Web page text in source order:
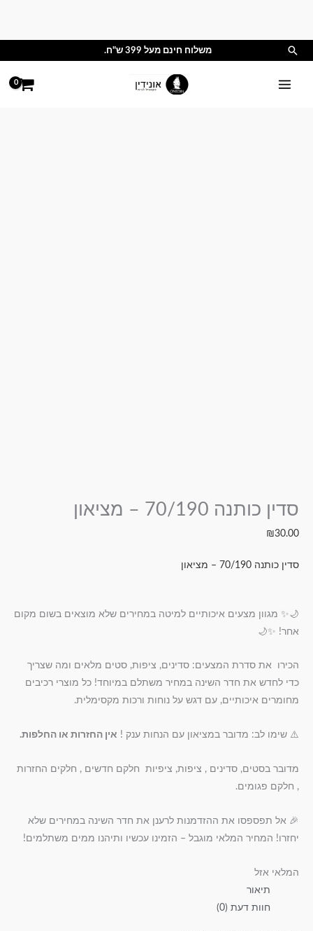
חיפוש משלוח חינם מעל 399 ש"ח.
סדין כותנה 70/190 – מציאון
₪30.00
סדין כותנה 70/190 – מציאון
🌙✨ מגוון מצעים איכותיים למיטה במחירים שלא מוצאים בשום מקום
אחר! ✨🌙
הכירו את סדרת המצעים: סדינים, ציפות, סטים מלאים ומה שצריך
כדי לחדש את חדר השינה במחיר משתלם במיוחד! כל מוצרי רכיבים
מחומרים איכותיים, עם דגש על נוחות ורכות מקסימלית.
⚠️ שימו לב: מדובר במציאון עם הנחות ענק ! אין החזרות או החלפות.
מדובר בסטים, סדינים , ציפות, ציפיות חלקם חדשים , חלקים החזרות
, חלקם פגומים.
🎉 אל תפספסו את ההזדמנות לרענן את חדר השינה במחירים שלא
יחזרו! המחיר המלאי מוגבל – הזמינו עכשיו ותיהנו ממים משתלמים!
המלאי אזל
תיאור
חוות דעת (0)